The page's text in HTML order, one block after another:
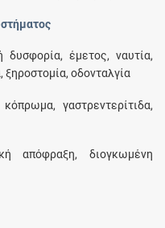
δυσφορία, έμετος, ναυτία,
ξηροστομία, οδονταλγία
γαστρεντερίτιδα,
απόφραξη, διογκωμένη